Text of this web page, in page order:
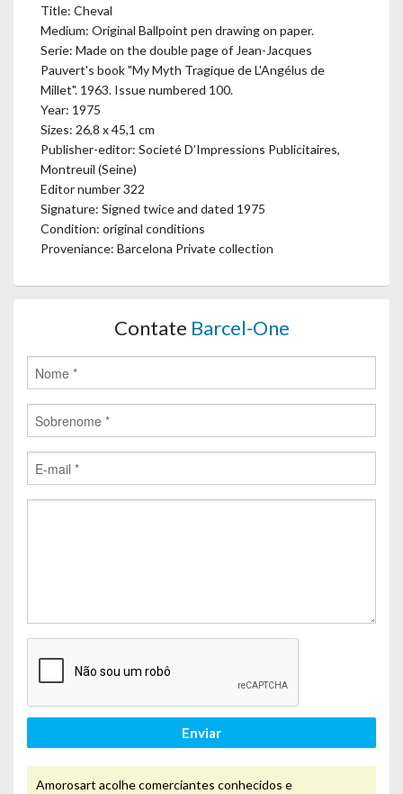
Title: Cheval
Medium: Original Ballpoint pen drawing on paper.
Serie: Made on the double page of Jean-Jacques
Pauvert's book "My Myth Tragique de L'Angélus de
Millet". 1963. Issue numbered 100.
Year: 1975
Sizes: 26,8 x 45,1 cm
Publisher-editor: Societé D’Impressions Publicitaires,
Montreuil (Seine)
Editor number 322
Signature: Signed twice and dated 1975
Condition: original conditions
Proveniance: Barcelona Private collection
Contate Barcel-One
Enviar
Amorosart acolhe comerciantes conhecidos e